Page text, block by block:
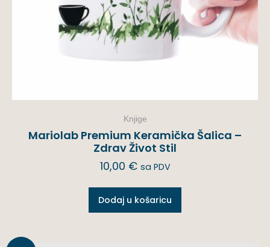
Knjige
Mariolab Premium Keramička Šalica –
Zdrav Život Stil
10,00 € sa PDV
Dodaj u košaricu